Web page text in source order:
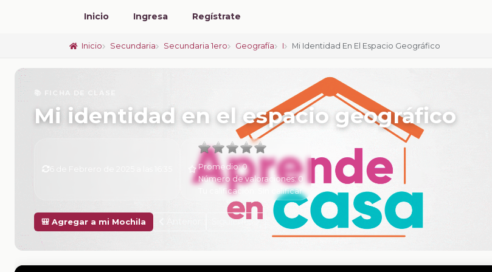
Inicio Ingresa Regístrate
Inicio Secundaria Secundaria 1ero Geografía I Mi Identidad En El Espacio Geográfico
📚 FICHA DE CLASE
Mi identidad en el espacio geográfico
Promedio:0
Número de valoraciones: 0
Tu calificación:
Sin calificar
🎒 Agregar a mi Mochila Siguiente